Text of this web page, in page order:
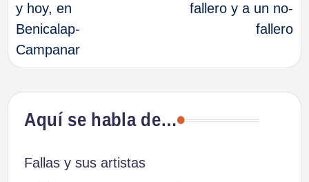
entradas
y hoy, en
Benicalap-
Campanar
fallero y a un no-
fallero
Aquí se habla de…
Fallas y sus artistas